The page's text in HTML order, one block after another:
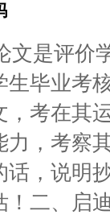
文是评价
毕业考
考在其
，考察
，说明
二、启